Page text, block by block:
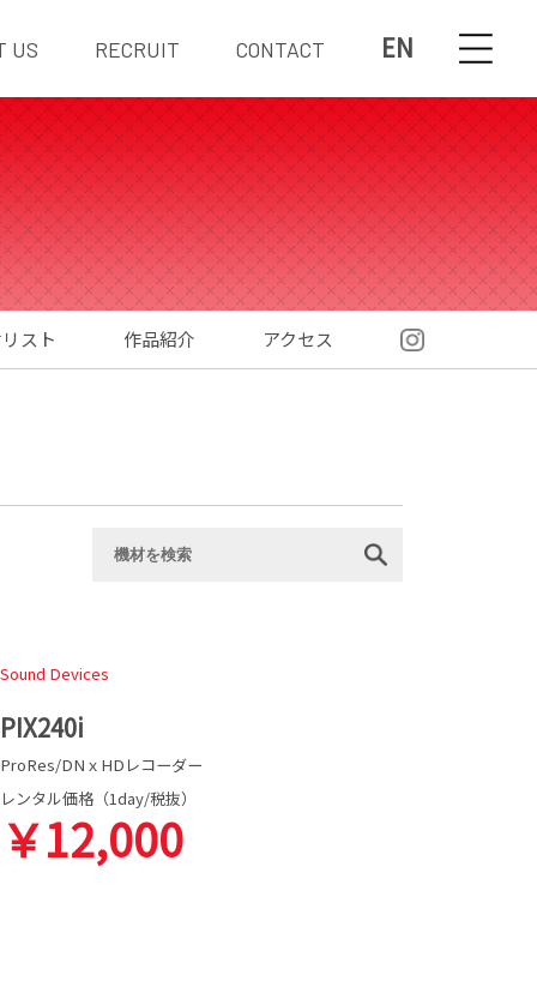
EN
US RECRUIT CONTACT
スト 作品紹介 アクセス
Sound Devices
PIX240i
ProRes/DNｘHDレコーダー
レンタル価格（1day/税抜）
￥12,000